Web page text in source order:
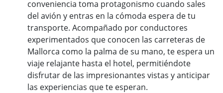
conveniencia toma protagonismo cuando sales
del avión y entras en la cómoda espera de tu
transporte. Acompañado por conductores
experimentados que conocen las carreteras de
Mallorca como la palma de su mano, te espera un
viaje relajante hasta el hotel, permitiéndote
disfrutar de las impresionantes vistas y anticipar
las experiencias que te esperan.